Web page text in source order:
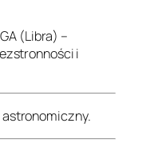
(Libra) –
i
astronomiczny.